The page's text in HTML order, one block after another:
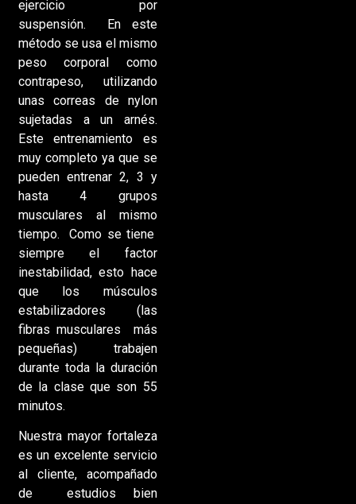
ejercicio por
suspensión. En este
método se usa el mismo
peso corporal como
contrapeso, utilizando
unas correas de nylon
sujetadas a un arnés.
Este entrenamiento es
muy completo ya que se
pueden entrenar 2, 3 y
hasta 4 grupos
musculares al mismo
tiempo. Como se tiene
siempre el factor
inestabilidad, esto hace
que los músculos
estabilizadores (las
fibras musculares más
pequeñas) trabajen
durante toda la duración
de la clase que son 55
minutos.
Nuestra mayor fortaleza
es un excelente servicio
al cliente, acompañado
de estudios bien